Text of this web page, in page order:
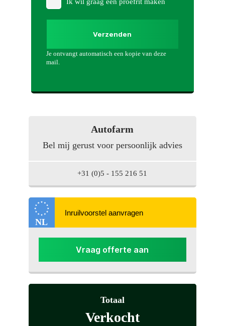
Ik wil graag een proefrit maken
Verzenden
Je ontvangt automatisch een kopie van deze
mail.
Autofarm
Bel mij gerust voor persoonlijk advies
+31 (0)5 - 155 216 51
NL
Vraag offerte aan
Totaal
Verkocht